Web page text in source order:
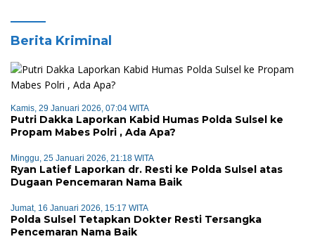
Berita Kriminal
Kamis, 29 Januari 2026, 07:04 WITA
Putri Dakka Laporkan Kabid Humas Polda Sulsel ke
Propam Mabes Polri , Ada Apa?
Minggu, 25 Januari 2026, 21:18 WITA
Ryan Latief Laporkan dr. Resti ke Polda Sulsel atas
Dugaan Pencemaran Nama Baik
Jumat, 16 Januari 2026, 15:17 WITA
Polda Sulsel Tetapkan Dokter Resti Tersangka
Pencemaran Nama Baik